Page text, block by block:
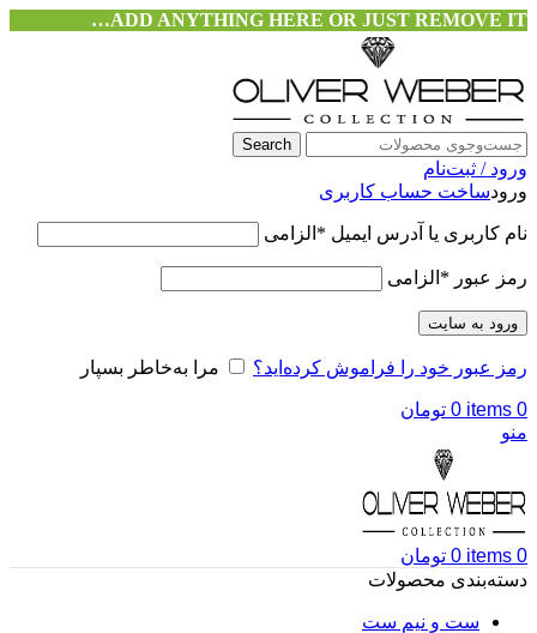
ADD ANYTHING HERE OR JUST REMOVE IT…
Search
ورود / ثبت‌نام
ورودساخت حساب کاربری
نام کاربری یا آدرس ایمیل * الزامی
رمز عبور * الزامی
ورود به سایت
رمز عبور خود را فراموش کرده‌اید؟ مرا به‌خاطر بسپار
0
items
0 تومان
منو
0
items
0 تومان
دسته‌بندی محصولات
ست و نیم ست